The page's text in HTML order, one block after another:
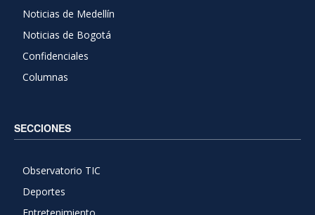
Noticias de Medellín
Noticias de Bogotá
Confidenciales
Columnas
SECCIONES
Observatorio TIC
Deportes